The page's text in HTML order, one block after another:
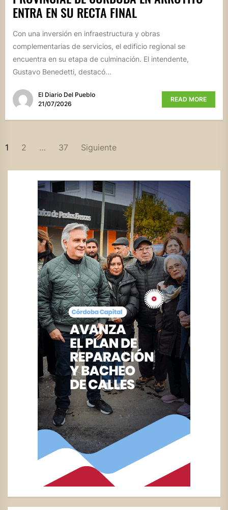
ENTRA EN SU RECTA FINAL
Con una inversión en infraestructura y obras
complementarias de servicios, el edificio regional se
encuentra en su etapa de culminación. El intendente,
Gustavo Benedetti, destacó...
El Diario Del Pueblo
21/07/2026
READ MORE
PAGINACIÓN
ENTRADAS
1 2 … 37 Siguiente